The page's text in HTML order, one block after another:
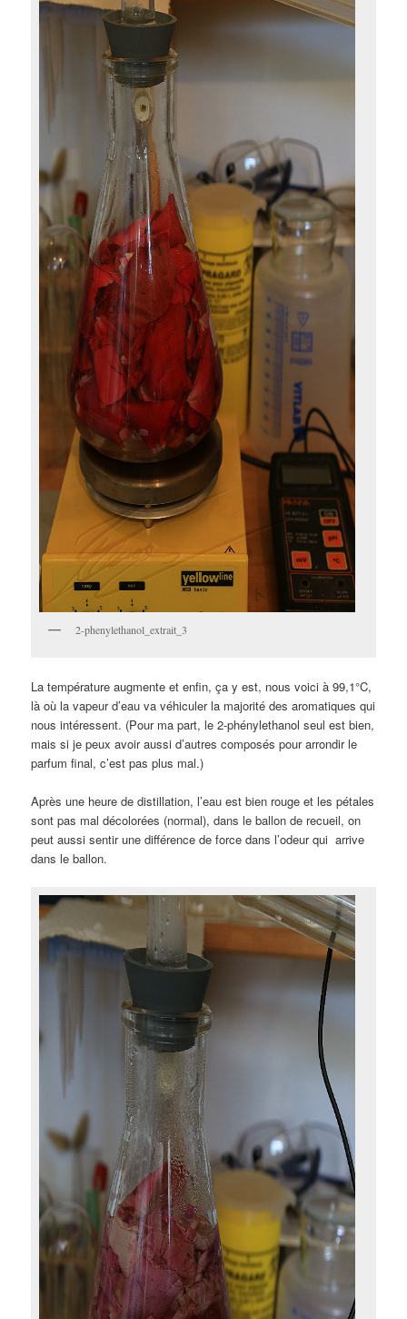
2-phenylethanol_extrait_3
La température augmente et enfin, ça y est, nous voici à 99,1°C,
là où la vapeur d’eau va véhiculer la majorité des aromatiques qui
nous intéressent. (Pour ma part, le 2-phénylethanol seul est bien,
mais si je peux avoir aussi d’autres composés pour arrondir le
parfum final, c’est pas plus mal.)
Après une heure de distillation, l’eau est bien rouge et les pétales
sont pas mal décolorées (normal), dans le ballon de recueil, on
peut aussi sentir une différence de force dans l’odeur qui arrive
dans le ballon.